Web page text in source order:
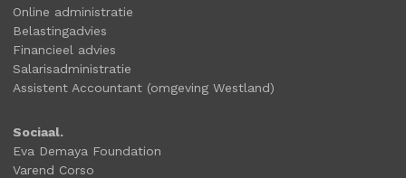
Online administratie
Belastingadvies
Financieel advies
Salarisadministratie
Assistent Accountant (omgeving Westland)
Sociaal.
Eva Demaya Foundation
Varend Corso